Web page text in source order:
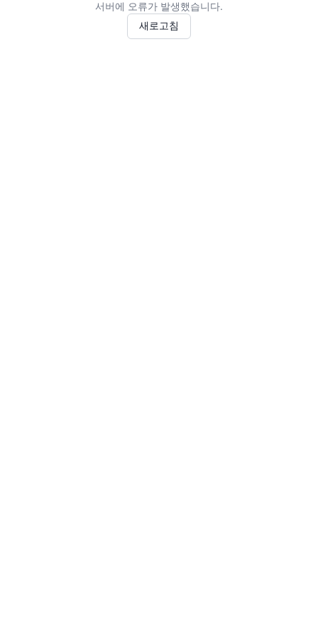
서버에 오류가 발생했습니다.
새로고침